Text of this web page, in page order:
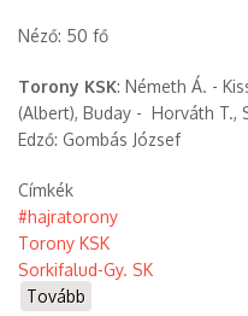
Néző: 50 fő
Torony KSK: Németh Á. -
(Albert), Buday - Horváth T.,
Edző: Gombás József
Címkék
#hajratorony
Torony KSK
Sorkifalud-Gy. SK
Tovább